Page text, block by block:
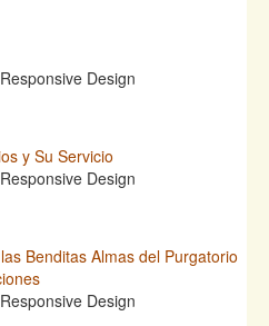
y Su Servicio
Benditas Almas del Purgatorio